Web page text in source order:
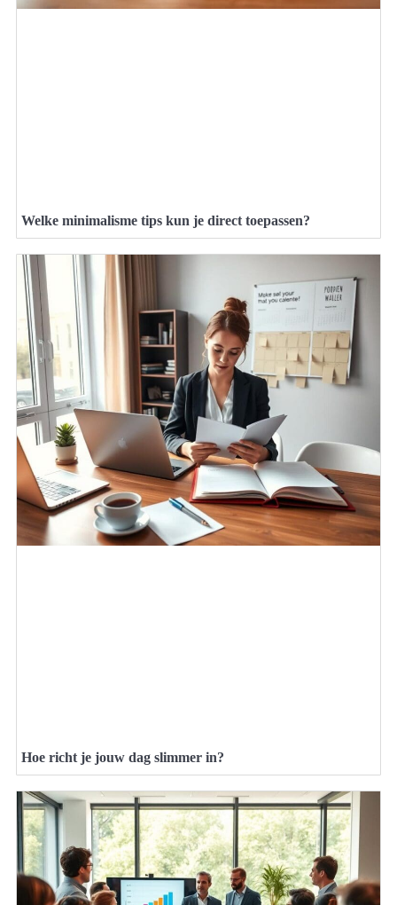
Welke minimalisme tips kun je direct toepassen?
Hoe richt je jouw dag slimmer in?